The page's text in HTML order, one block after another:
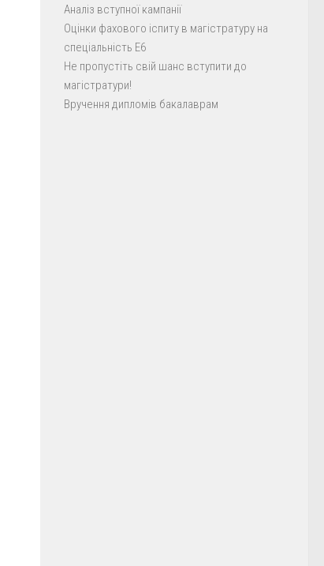
Аналіз вступної кампанії
Оцінки фахового іспиту в магістратуру на
спеціальність E6
Не пропустіть свій шанс вступити до
магістратури!
Вручення дипломів бакалаврам